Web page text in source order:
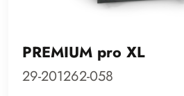
PREMIUM pro XL
29-201262-058